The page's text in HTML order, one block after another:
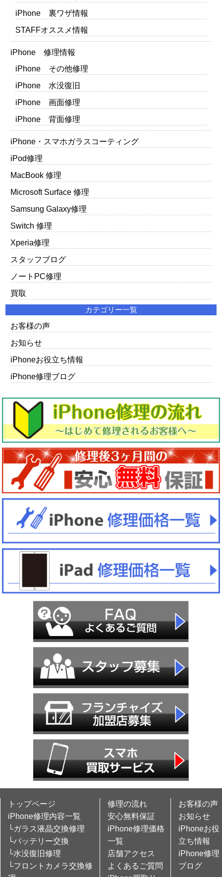
iPhone 裏ワザ情報
STAFFオススメ情報
iPhone 修理情報
iPhone その他修理
iPhone 水没復旧
iPhone 画面修理
iPhone 背面修理
iPhone・スマホガラスコーティング
iPod修理
MacBook 修理
Microsoft Surface 修理
Samsung Galaxy修理
Switch 修理
Xperia修理
スタッフブログ
ノートPC修理
買取
カテゴリー一覧
お客様の声
お知らせ
iPhoneお役立ち情報
iPhone修理ブログ
トップページ
iPhone修理内容一覧
└ガラス液晶交換修理
└バッテリー交換
└水没復旧修理
└フロントカメラ交換修
修理の流れ
安心無料保証
iPhone修理価格
一覧
店舗アクセス
よくあるご質問
お客様の声
お知らせ
iPhoneお役
立ち情報
iPhone修理
ブログ